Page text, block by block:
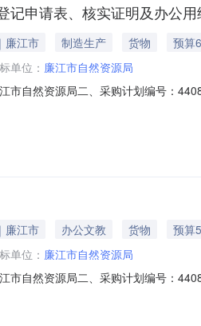
记申请表、核实证明及办公
廉江市 制造生产 货物
预算
单位： 廉江市自然资源局
市自然资源局二、采购计划编号：
然资源局发布时间：2026-08-
廉江市 办公文教 货物
预算
单位： 廉江市自然资源局
市自然资源局二、采购计划编号：